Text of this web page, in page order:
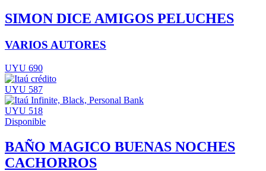
SIMON DICE AMIGOS PELUCHES
VARIOS AUTORES
UYU 690
UYU 587
UYU 518
Disponible
BAÑO MAGICO BUENAS NOCHES
CACHORROS